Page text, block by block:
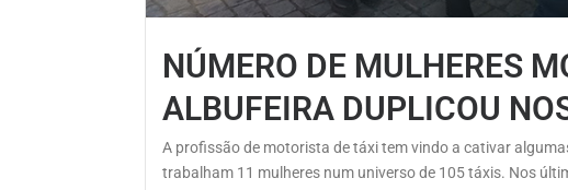
NÚMERO DE MULHERES
ALBUFEIRA DUPLICOU
A profissão de motorista de táxi tem vindo a cativar
trabalham 11 mulheres num universo de 105 táxis. Nos